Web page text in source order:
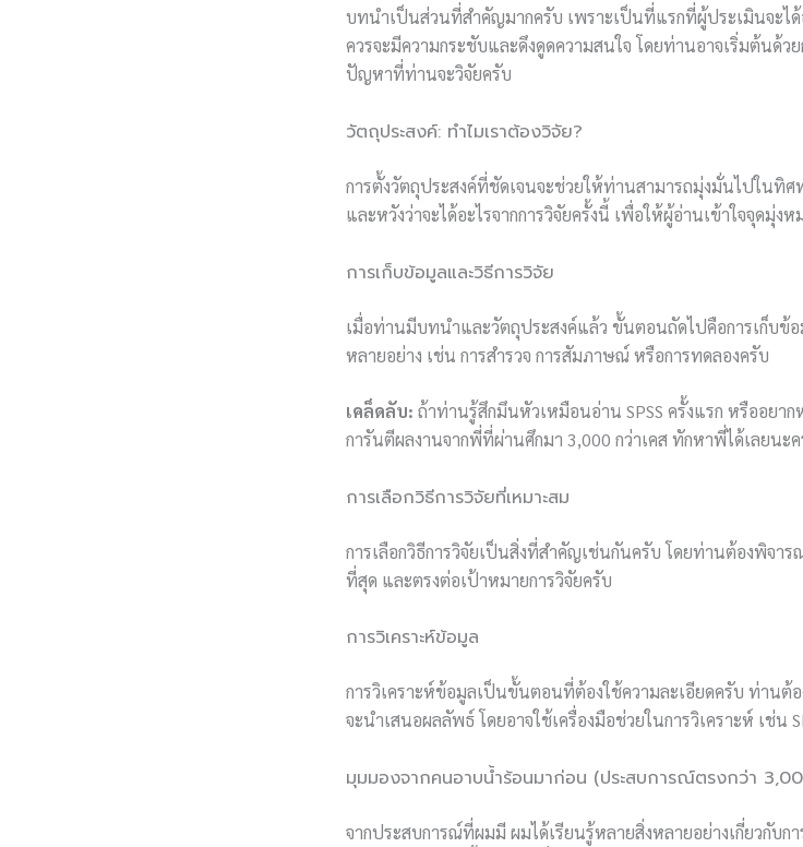
บทนำเป็นส่วนที่สำคัญมากครับ เพราะเป็นที่แรกที่ผู้ประเมินจะ
ควรจะมีความกระชับและดึงดูดความสนใจ โดยท่านอาจเริ่มต้นด้วย
ปัญหาที่ท่านจะวิจัยครับ
วัตถุประสงค์: ทำไมเราต้องวิจัย?
การตั้งวัตถุประสงค์ที่ชัดเจนจะช่วยให้ท่านสามารถมุ่งมั่นไปในทิศ
และหวังว่าจะได้อะไรจากการวิจัยครั้งนี้ เพื่อให้ผู้อ่านเข้าใจจุดมุ่ง
การเก็บข้อมูลและวิธีการวิจัย
เมื่อท่านมีบทนำและวัตถุประสงค์แล้ว ขั้นตอนถัดไปคือการเก็บข้อ
หลายอย่าง เช่น การสำรวจ การสัมภาษณ์ หรือการทดลองครับ
เคล็ดลับ: ถ้าท่านรู้สึกมึนหัวเหมือนอ่าน SPSS ครั้งแรก หรืออยา
การันตีผลงานจากพี่ที่ผ่านศึกมา 3,000 กว่าเคส ทักหาพี่ได้เลยนะ
การเลือกวิธีการวิจัยที่เหมาะสม
การเลือกวิธีการวิจัยเป็นสิ่งที่สำคัญเช่นกันครับ โดยท่านต้องพิจา
ที่สุด และตรงต่อเป้าหมายการวิจัยครับ
การวิเคราะห์ข้อมูล
การวิเคราะห์ข้อมูลเป็นขั้นตอนที่ต้องใช้ความละเอียดครับ ท่าน
จะนำเสนอผลลัพธ์ โดยอาจใช้เครื่องมือช่วยในการวิเคราะห์ เช่น
มุมมองจากคนอาบน้ำร้อนมาก่อน (ประสบการณ์ตรงกว่า
จากประสบการณ์ที่ผมมี ผมได้เรียนรู้หลายสิ่งหลายอย่างเกี่ยวกับก